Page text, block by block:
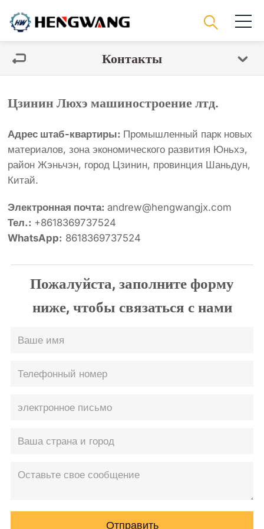
Контакты
Цзинин Люхэ машиностроение лтд.
Адрес штаб-квартиры: Промышленный парк новых
материалов, зона экономического развития Юньхэ,
район Жэньчэн, город Цзинин, провинция Шаньдун,
Китай.
Электронная почта:andrew@hengwangjx.com
Тел.: +8618369737524
WhatsApp: 8618369737524
Пожалуйста, заполните форму
ниже, чтобы связаться с нами
Отправить